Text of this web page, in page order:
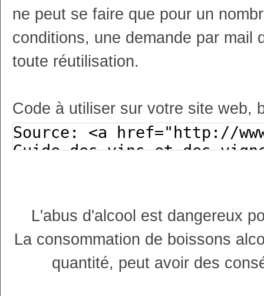
ne peut se faire que pour un
conditions, une demande par mail
toute réutilisation.
Code à utiliser sur votre site web,
L'abus d'alcool est dangereux
La consommation de boissons
quantité, peut avoir des